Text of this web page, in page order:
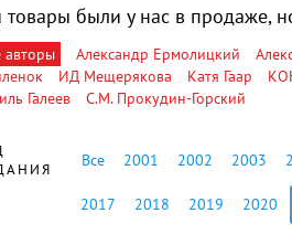
товары были у нас в продаже,
авторы Александр Ермолицкий
ИД Мещерякова Катя Гаар
Галеев
С.М. Прокудин-Горский
Все 2001 2002 2003
2017 2018 2019 2020